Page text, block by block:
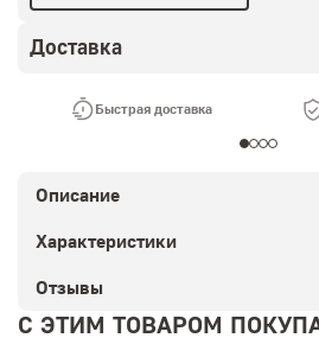
Доставка
Быстрая доставка
Описание
Характеристики
Отзывы
С ЭТИМ ТОВАРОМ